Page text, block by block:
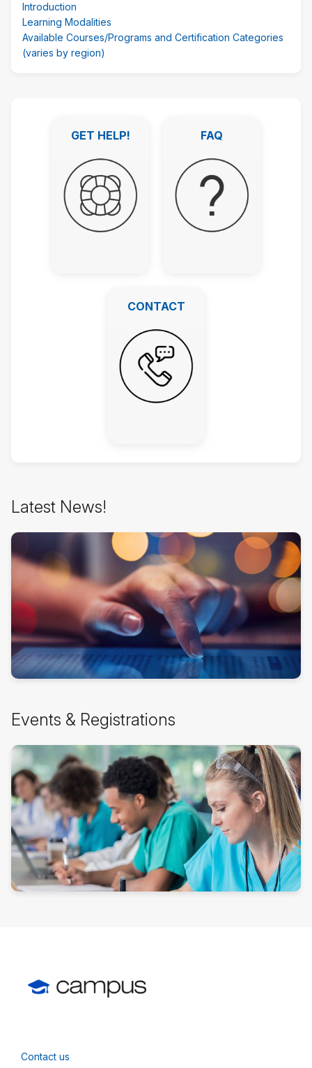
जायें
Introduction
Learning Modalities
Available Courses/Programs and Certification Categories
(varies by region)
GET HELP! FAQ
CONTACT
से
जायें
Latest News!
से
जायें
Events & Registrations
Contact us